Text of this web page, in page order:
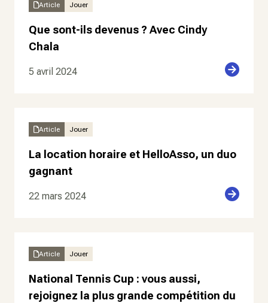
Article Jouer
Que sont-ils devenus ? Avec Cindy
Chala
5 avril 2024
Article Jouer
La location horaire et HelloAsso, un duo
gagnant
22 mars 2024
Article Jouer
National Tennis Cup : vous aussi,
rejoignez la plus grande compétition du